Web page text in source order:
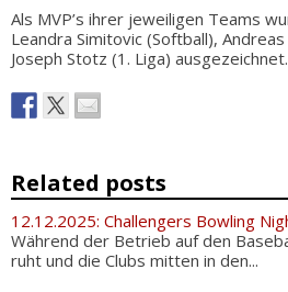
Als MVP’s ihrer jeweiligen Teams
Leandra Simitovic (Softball),
Joseph Stotz (1. Liga) ausgezeichnet.
Related posts
12.12.2025: Challengers Bowling
Während der Betrieb auf den
ruht und die Clubs mitten in den...